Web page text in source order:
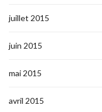
juillet 2015
juin 2015
mai 2015
avril 2015